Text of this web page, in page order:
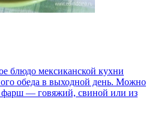
блюдо мексиканской кухни
обеда в выходной день. Можно
фарш — говяжий, свиной или из